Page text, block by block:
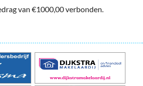
van €1000,00 verbonden.